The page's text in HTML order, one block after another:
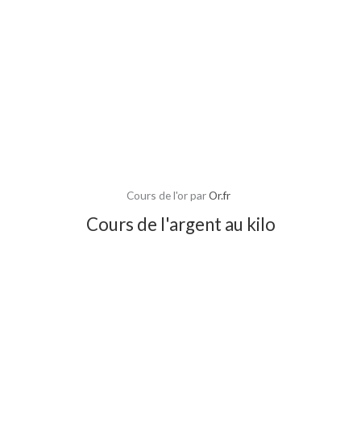
Cours de l'or parOr.fr
Cours de l'argent au kilo